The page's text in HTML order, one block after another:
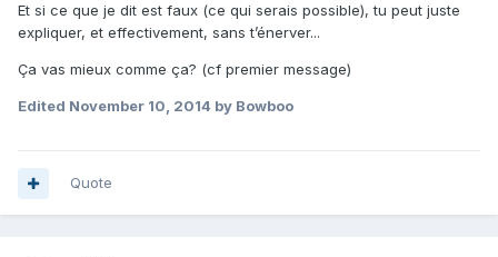
Et si ce que je dit est faux (ce qui serais possible), tu peut juste
expliquer, et effectivement, sans t’énerver...
Ça vas mieux comme ça? (cf premier message)
Edited November 10, 2014 by Bowboo
Quote